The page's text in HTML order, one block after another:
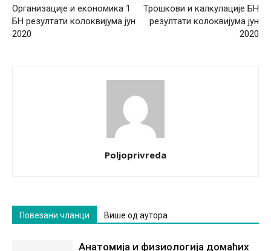
Организације и економика 1
БН резултати колоквијума јун
2020
Трошкови и калкулације БН
резултати колоквијума јун
2020
Poljoprivreda
Повезани чланци Више од аутора
Анатомија и физиологија домаћих